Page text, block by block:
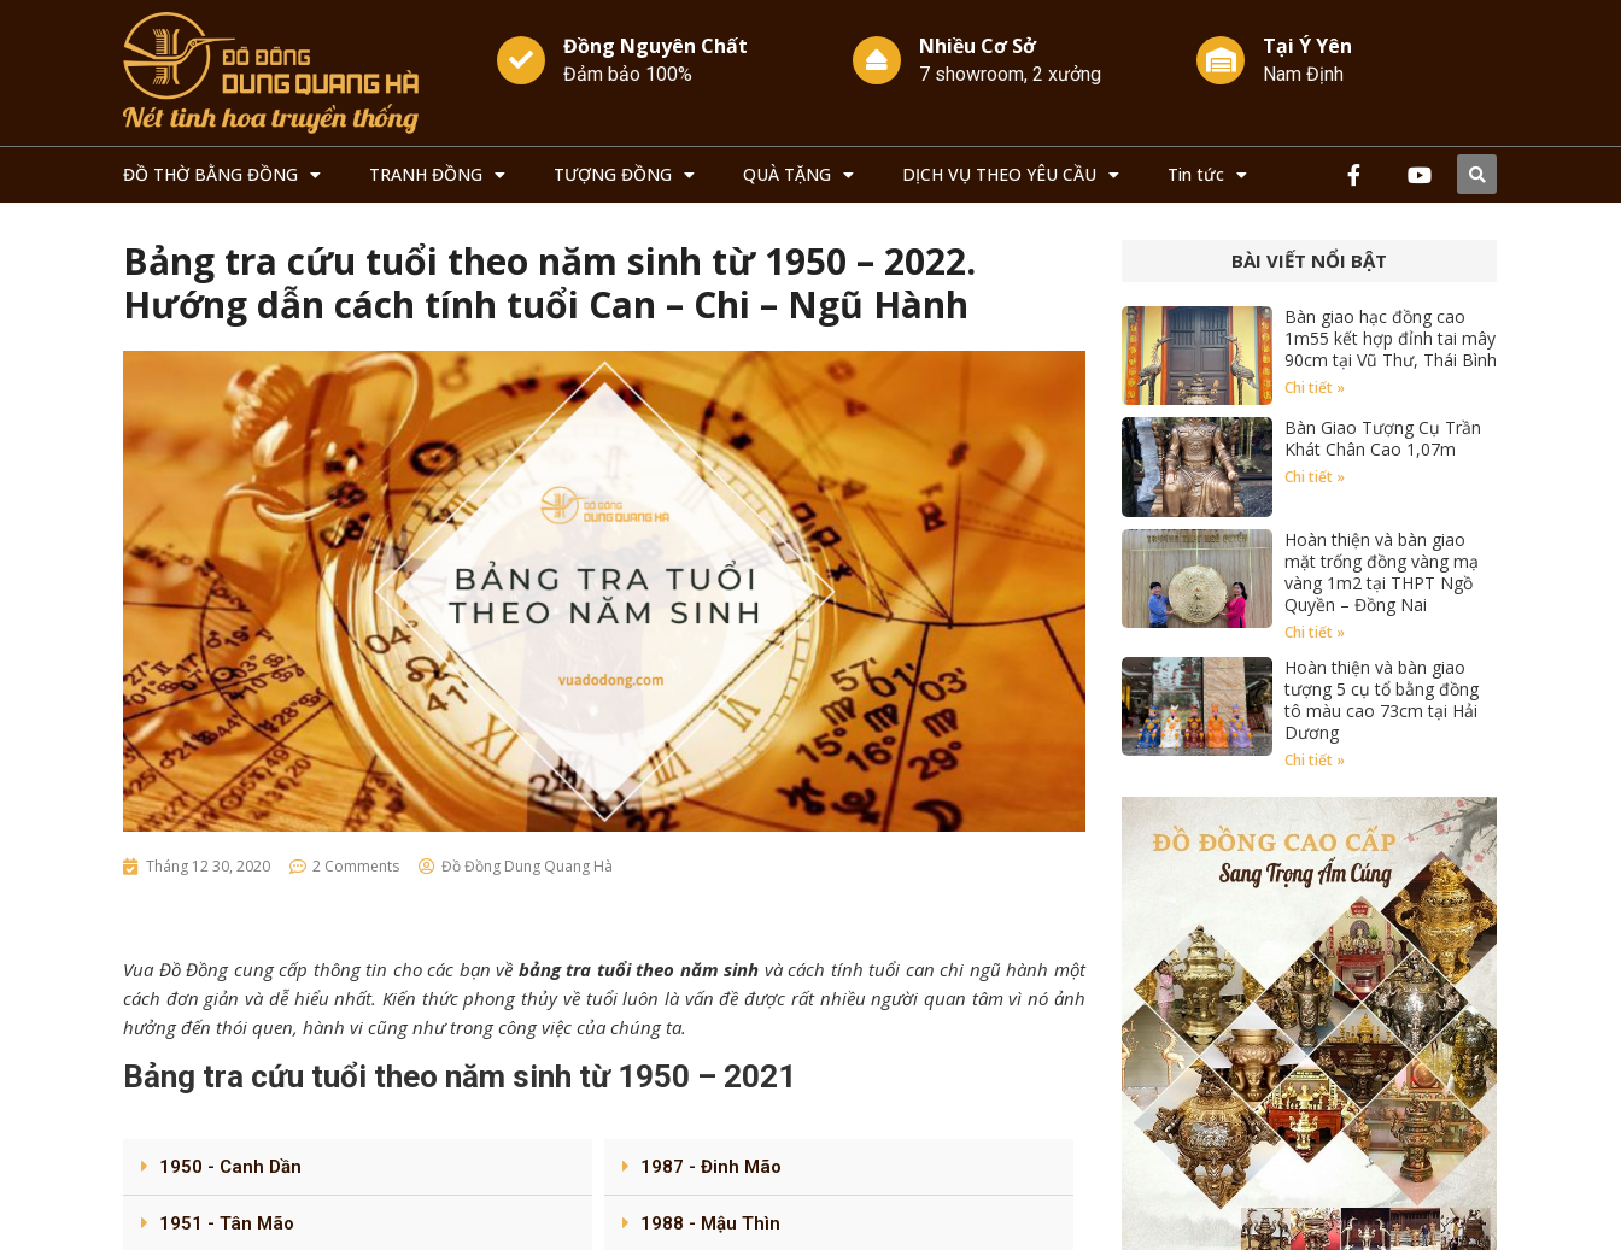
Đồng Nguyên Chất
Đảm bảo 100%
Nhiều Cơ Sở
7 showroom, 2 xưởng
Tại Ý Yên
Nam Định
ĐỒ THỜ BẰNG ĐỒNG TRANH ĐỒNG TƯỢNG ĐỒNG QUÀ TẶNG DỊCH VỤ THEO YÊU CẦU Tin tức
Bảng tra cứu tuổi theo năm sinh từ 1950 – 2022.
Hướng dẫn cách tính tuổi Can – Chi – Ngũ Hành
Tháng 12 30, 2020 2 Comments Đồ Đồng Dung Quang Hà
Vua Đồ Đồng cung cấp thông tin cho các bạn về bảng tra tuổi theo năm sinh và cách tính tuổi can chi ngũ hành một
cách đơn giản và dễ hiểu nhất. Kiến thức phong thủy về tuổi luôn là vấn đề được rất nhiều người quan tâm vì nó ảnh
hưởng đến thói quen, hành vi cũng như trong công việc của chúng ta.
Bảng tra cứu tuổi theo năm sinh từ 1950 – 2021
1950 - Canh Dần
1951 - Tân Mão
1987 - Đinh Mão
1988 - Mậu Thìn
BÀI VIẾT NỔI BẬT
Bàn giao hạc đồng cao
1m55 kết hợp đỉnh tai mây
90cm tại Vũ Thư, Thái Bình
Chi tiết »
Bàn Giao Tượng Cụ Trần
Khát Chân Cao 1,07m
Chi tiết »
Hoàn thiện và bàn giao
mặt trống đồng vàng mạ
vàng 1m2 tại THPT Ngồ
Quyền – Đồng Nai
Chi tiết »
Hoàn thiện và bàn giao
tượng 5 cụ tổ bằng đồng
tô màu cao 73cm tại Hải
Dương
Chi tiết »